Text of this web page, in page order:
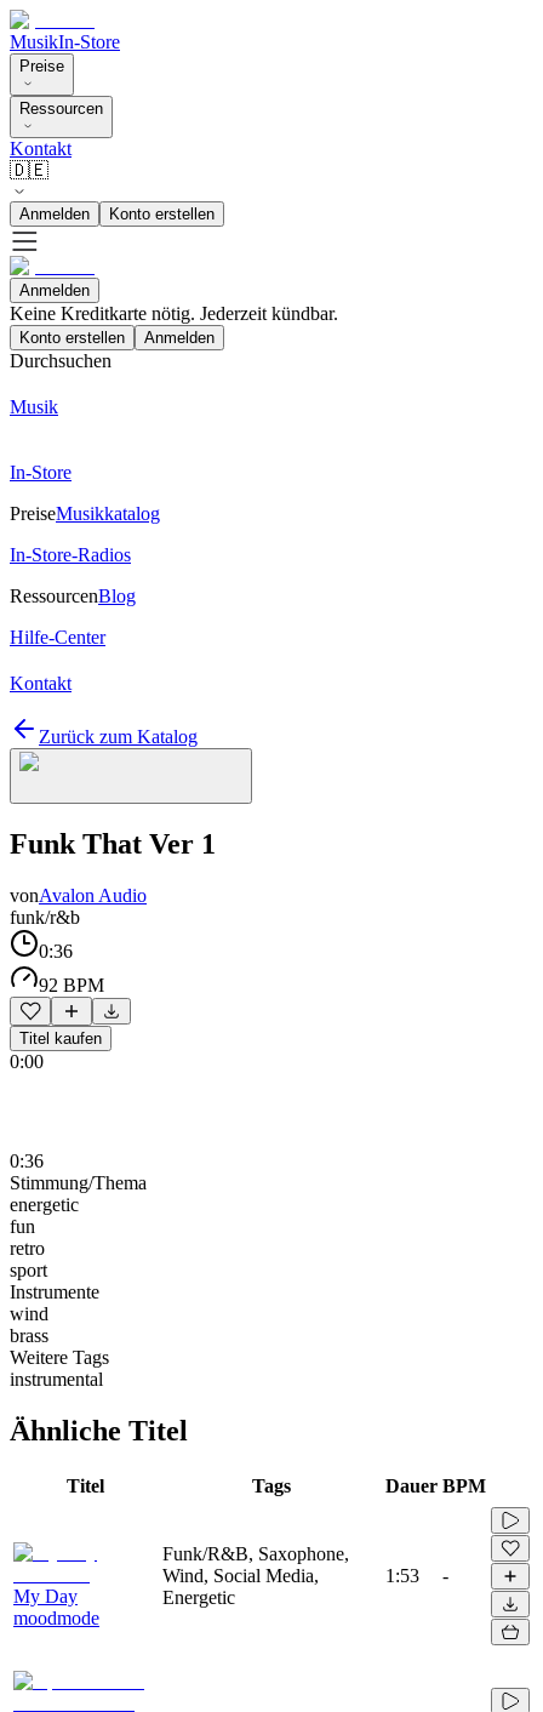
MusikIn-Store
Preise
Ressourcen
Kontakt
🇩🇪
Anmelden Konto erstellen
Anmelden
Keine Kreditkarte nötig. Jederzeit kündbar.
Konto erstellen Anmelden
Durchsuchen
Musik
In-Store
PreiseMusikkatalog
In-Store-Radios
RessourcenBlog
Hilfe-Center
Kontakt
Zurück zum Katalog
Funk That Ver 1
vonAvalon Audio
funk/r&b
0:36
92 BPM
Titel kaufen
0:00
0:36
Stimmung/Thema
energetic
fun
retro
sport
Instrumente
wind
brass
Weitere Tags
instrumental
Ähnliche Titel
Titel Tags Dauer BPM
My Day
moodmode
Funk/R&B, Saxophone,
Wind, Social Media,
Energetic
1:53 -